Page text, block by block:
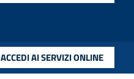
ACCEDI AI SERVIZI ONLINE